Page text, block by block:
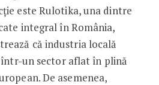
este Rulotika, una dintre
integral în România,
că industria locală
într-un sector aflat în plină
De asemenea,